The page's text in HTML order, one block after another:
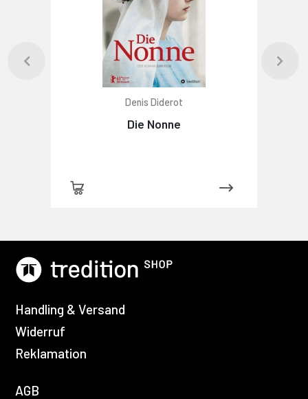
Denis Diderot
Die Nonne
Handling & Versand
Widerruf
Reklamation
AGB